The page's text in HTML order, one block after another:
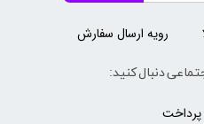
دنبال کنید:
رویه ارسال سفارش